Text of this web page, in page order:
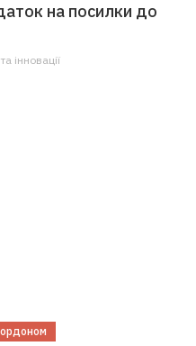
на посилки до
інновації